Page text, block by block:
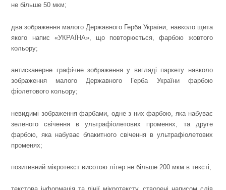
не більше 50 мкм;
два зображення малого Державного Герба України, навколо щита
якого напис «УКРАЇНА», що повторюється, фарбою жовтого
кольору;
антисканерне графічне зображення у вигляді паркету навколо
зображення малого Державного Герба України фарбою
фіолетового кольору;
невидимі зображення фарбами, одне з них фарбою, яка набуває
зеленого свічення в ультрафіолетових променях, та друге
фарбою, яка набуває блакитного свічення в ультрафіолетових
променях;
позитивний мікротекст висотою літер не більше 200 мкм в тексті;